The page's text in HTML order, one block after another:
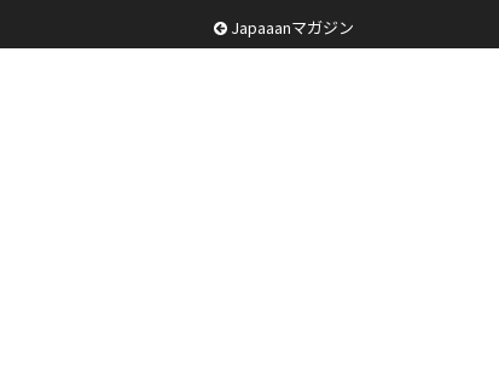
Japaaanマガジン